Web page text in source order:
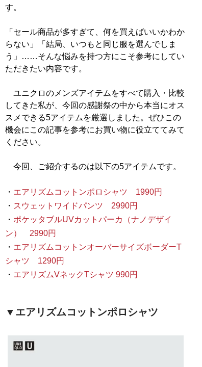
す。
「セール商品が多すぎて、何を買えばいいかわか
らない」「結局、いつもと同じ服を選んでしま
う」……そんな悩みを持つ方にこそ参考にしてい
ただきたい内容です。
ユニクロのメンズアイテムをすべて購入・比較
してきた私が、今回の感謝祭の中から本当にオス
スメできる5アイテムを厳選しました。ぜひこの
機会にこの記事を参考にお買い物に役立ててみて
ください。
今回、ご紹介するのは以下の5アイテムです。
・ エアリズムコットンポロシャツ 1990円
・ スウェットワイドパンツ 2990円
・ ポケッタブルUVカットパーカ（ナノデザイ
ン） 2990円
・ エアリズムコットンオーバーサイズボーダーT
シャツ 1290円
・ エアリズムVネックTシャツ 990円
▼エアリズムコットンポロシャツ